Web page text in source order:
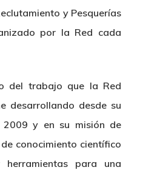
y Pesquerías
por la Red cada
del trabajo que la Red
desarrollando desde su
2009 y en su misión de
conocimiento científico
herramientas para una